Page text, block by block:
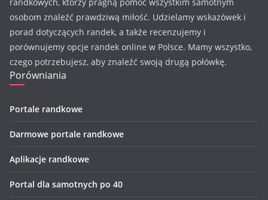
osobom znaleźć prawdziwą miłość. Udzielamy wskazówek i
porad dotyczących randek, a także recenzujemy i
porównujemy opcje randek online w Polsce. Mamy wszystko,
czego potrzebujesz, aby znaleźć swoją drugą połówkę.
Porówniania
Portale randkowe
Darmowe portale randkowe
Aplikacje randkowe
Portal dla samotnych po 40